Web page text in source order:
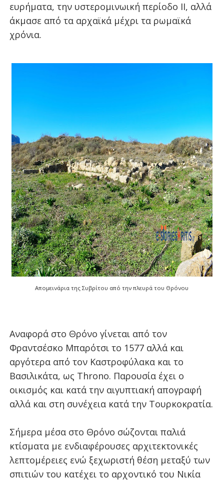
ευρήματα, την υστερομινωική περίοδο ΙΙ, αλλά
άκμασε από τα αρχαϊκά μέχρι τα ρωμαϊκά
χρόνια.
Απομεινάρια της Συβρίτου από την πλευρά του Θρόνου
Αναφορά στο Θρόνο γίνεται από τον
Φραντσέσκο Μπαρότσι το 1577 αλλά και
αργότερα από τον Καστροφύλακα και το
Βασιλικάτα, ως Throno. Παρουσία έχει ο
οικισμός και κατά την αιγυπτιακή απογραφή
αλλά και στη συνέχεια κατά την Τουρκοκρατία.
Σήμερα μέσα στο Θρόνο σώζονται παλιά
κτίσματα με ενδιαφέρουσες αρχιτεκτονικές
λεπτομέρειες ενώ ξεχωριστή θέση μεταξύ των
σπιτιών του κατέχει το αρχοντικό του Νικία